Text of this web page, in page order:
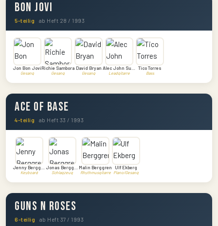
Bon Jovi
5-teilig ab Heft 28 / 1993
Jon Bon Jovi
Gesang
Richie Sambora
Gesang
David Bryan
Gesang Leadgitarre
Tico Torres
Bass
Ace Of Base
4-teilig ab Heft 33 / 1993
Keyboard Schlagzeug
Malin Berggren
Rhythmusgitarre
Ulf Ekberg
Piano/Gesang
Guns N Roses
6-teilig ab Heft 37 / 1993